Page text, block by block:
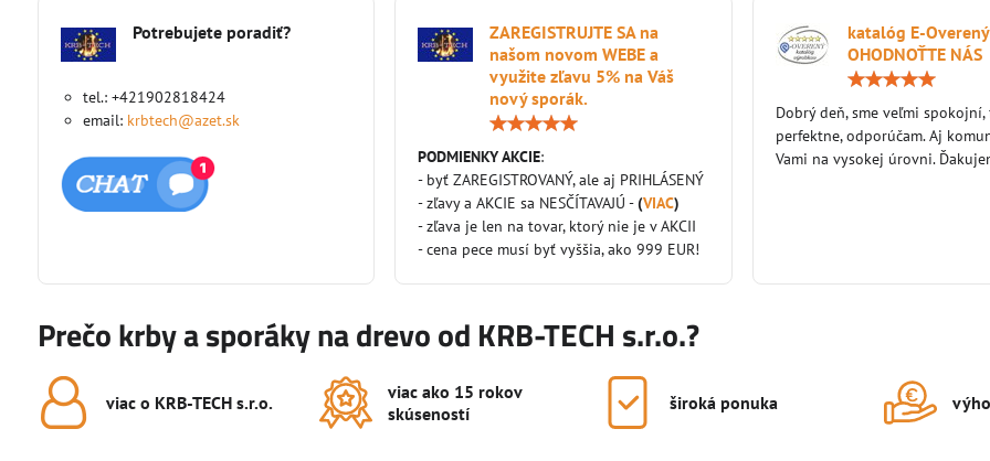
Potrebujete poradiť?
tel.: +421902818424
email: krbtech@azet.sk
ZAREGISTRUJTE SA na
našom novom WEBE a
využite zľavu 5% na Váš
nový sporák.
5
PODMIENKY AKCIE:
- byť ZAREGISTROVANÝ, ale aj PRIHLÁSENÝ
- zľavy a AKCIE sa NESČÍTAVAJÚ -(VIAC)
- zľava je len na tovar, ktorý nie je v AKCII
- cena pece musí byť vyššia, ako 999 EUR!
katalóg E-Overený
OHODNOŤTE NÁS
Dobrý deň, sme veľmi
perfektne, odporúčam. Aj
Vami na vysokej úrovni.
Prečo krby a sporáky na drevo od KRB-TECH s.r.o.?
viac o KRB-TECH s​.r​.o​.
viac ako 15 rokov
skúseností
široká ponuka